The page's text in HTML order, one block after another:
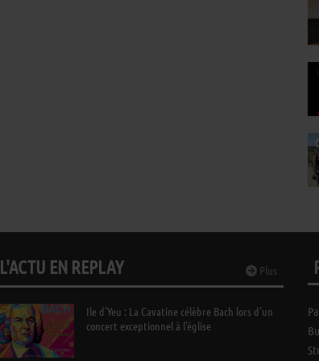
Plus
L'ACTU EN REPLAY
Ile d’Yeu : La Cavatine célèbre Bach lors d’un
concert exceptionnel à l’église